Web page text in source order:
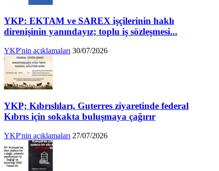
YKP: EKTAM ve SAREX işçilerinin haklı
direnişinin yanındayız; toplu iş sözleşmesi...
YKP'nin açıklamaları 30/07/2026
YKP; Kıbrıslıları, Guterres ziyaretinde federal
Kıbrıs için sokakta buluşmaya çağırır
YKP'nin açıklamaları 27/07/2026